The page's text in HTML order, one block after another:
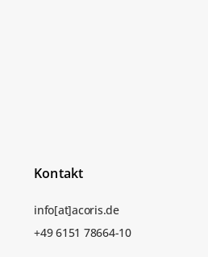
Kontakt
info[at]acoris.de
+49 6151 78664-10